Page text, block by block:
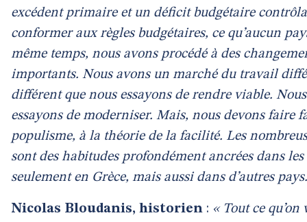
excédent primaire et un déficit budgétaire
conformer aux règles budgétaires, ce qu’aucun
même temps, nous avons procédé à des
importants. Nous avons un marché du travail
différent que nous essayons de rendre viable.
essayons de moderniser. Mais, nous devons faire
populisme, à la théorie de la facilité. Les
sont des habitudes profondément ancrées dans
seulement en Grèce, mais aussi dans d’autres
Nicolas Bloudanis, historien : « Tout ce